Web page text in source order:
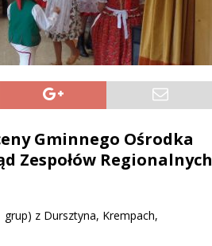
Gminnego Ośrodka
Zespołów Regionalnych
grup) z Dursztyna, Krempach,